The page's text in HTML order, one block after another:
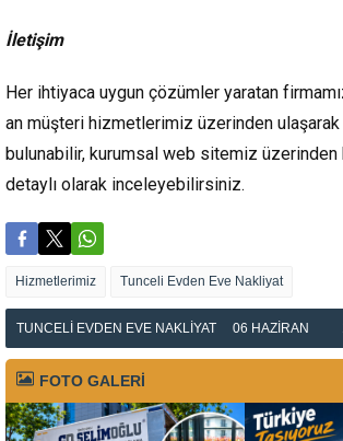
İletişim
Her ihtiyaca uygun çözümler yaratan
an müşteri hizmetlerimiz üzerinden
bulunabilir, kurumsal web sitemiz
detaylı olarak inceleyebilirsiniz.
Hizmetlerimiz Tunceli Evden Eve Nakliyat
TUNCELI EVDEN EVE NAKLIYAT 06 HAZIRAN
FOTO GALERİ